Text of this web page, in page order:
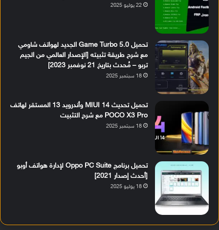
22 يوليو 2025
تحميل Game Turbo 5.0 الجديد لهواتف شاومي
مع شرح طريقة تثبيته [الإصدار العالمي من الجيم
تربو – مُحدث بتاريخ 21 نوفمبر 2023]
18 سبتمبر 2025
تحميل تحديث MIUI 14 وأندرويد 13 المستقر لهاتف
POCO X3 Pro مع شرح التثبيت
18 سبتمبر 2025
تحميل برنامج Oppo PC Suite لإدارة هواتف أوبو
[أحدث إصدار 2021]
18 يوليو 2025